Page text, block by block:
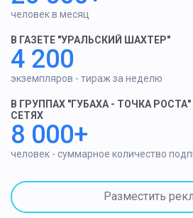
человек в месяц
В ГАЗЕТЕ "УРАЛЬСКИЙ ШАХТЕР"
4 200
экземпляров - тираж за неделю
В ГРУППАХ "ГУБАХА - ТОЧКА
СЕТЯХ
8 000+
человек - суммарное количество
Разместить